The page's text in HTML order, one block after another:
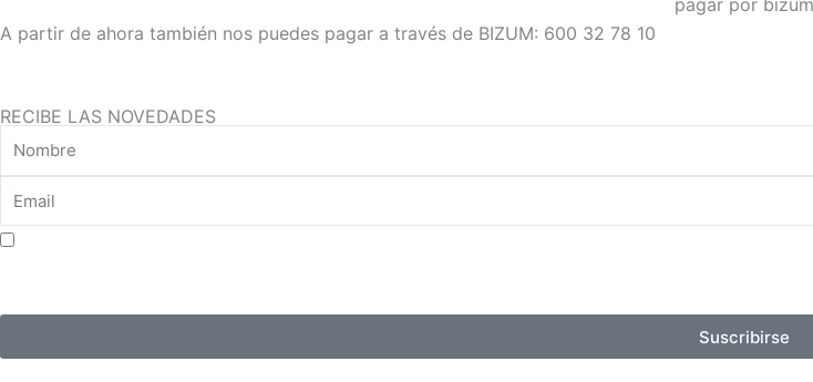
A partir de ahora también nos puedes pagar a través de BIZUM: 600 32 78 10
RECIBE LAS NOVEDADES
Suscribirse